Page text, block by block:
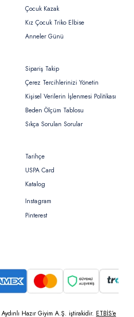
Çocuk Kazak
Kız Çocuk Triko Elbise
Anneler Günü
Sipariş Takip
Çerez Tercihlerinizi Yönetin
Kişisel Verilerin İşlenmesi Politikası
Beden Ölçüm Tablosu
Sıkça Sorulan Sorular
Tarihçe
USPA Card
Katalog
Instagram
Pinterest
Aydınlı Hazır Giyim A.Ş. iştirakidir. ETBİS’e